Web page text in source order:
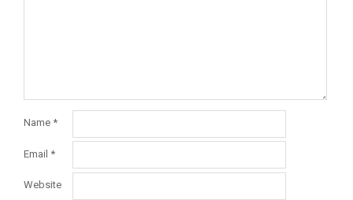
Name *
Email *
Website